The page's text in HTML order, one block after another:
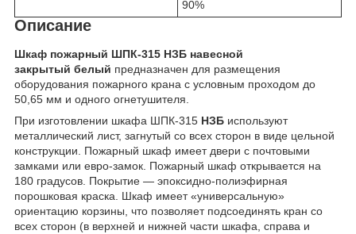
90%
Описание
Шкаф пожарный ШПК-315 НЗБ навесной
закрытый белый предназначен для размещения
оборудования пожарного крана с условным проходом до
50,65 мм и одного огнетушителя.
При изготовлении шкафа ШПК-315 НЗБ используют
металлический лист, загнутый со всех сторон в виде цельной
конструкции. Пожарный шкаф имеет двери с почтовыми
замками или евро-замок. Пожарный шкаф открывается на
180 градусов. Покрытие — эпоксидно-полиэфирная
порошковая краска. Шкаф имеет «универсальную»
ориентацию корзины, что позволяет подсоединять кран со
всех сторон (в верхней и нижней части шкафа, справа и